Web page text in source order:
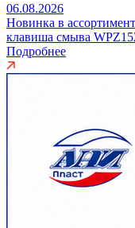
06.08.2026
Новинка в
клавиша смыва
Подробнее